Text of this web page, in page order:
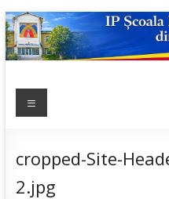
Skip
to
content
NR.6
scoala
profesională;
admitere;
Meniu
cropped-Site-
2.jpg